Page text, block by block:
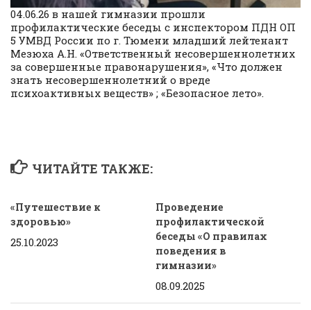
04.06.26 в нашей гимназии прошли
профилактические беседы с инспектором ПДН ОП
5 УМВД России по г. Тюмени младший лейтенант
Мезюха А.Н. «Ответственный несовершеннолетних
за совершенные правонарушения», «Что должен
знать несовершеннолетний о вреде
психоактивных веществ» ; «Безопасное лето».
ЧИТАЙТЕ ТАКЖЕ:
«Путешествие к
здоровью»
25.10.2023
Проведение
профилактической
беседы «О правилах
поведения в
гимназии»
08.09.2025